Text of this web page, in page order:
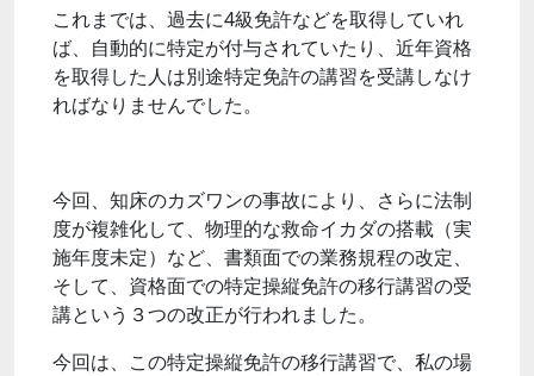
これまでは、過去に4級免許などを取得していれ
ば、自動的に特定が付与されていたり、近年資格
を取得した人は別途特定免許の講習を受講しなけ
ればなりませんでした。
今回、知床のカズワンの事故により、さらに法制
度が複雑化して、物理的な救命イカダの搭載（実
施年度未定）など、書類面での業務規程の改定、
そして、資格面での特定操縦免許の移行講習の受
講という３つの改正が行われました。
今回は、この特定操縦免許の移行講習で、私の場